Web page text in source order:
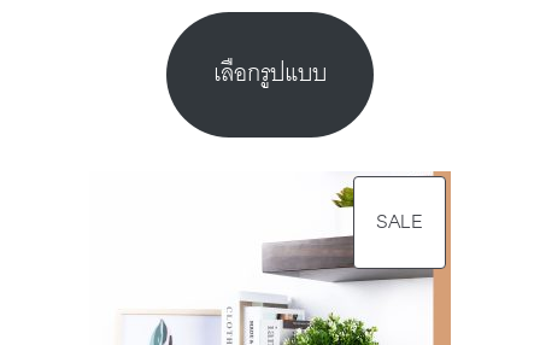
เลือกรูปแบบ
SALE